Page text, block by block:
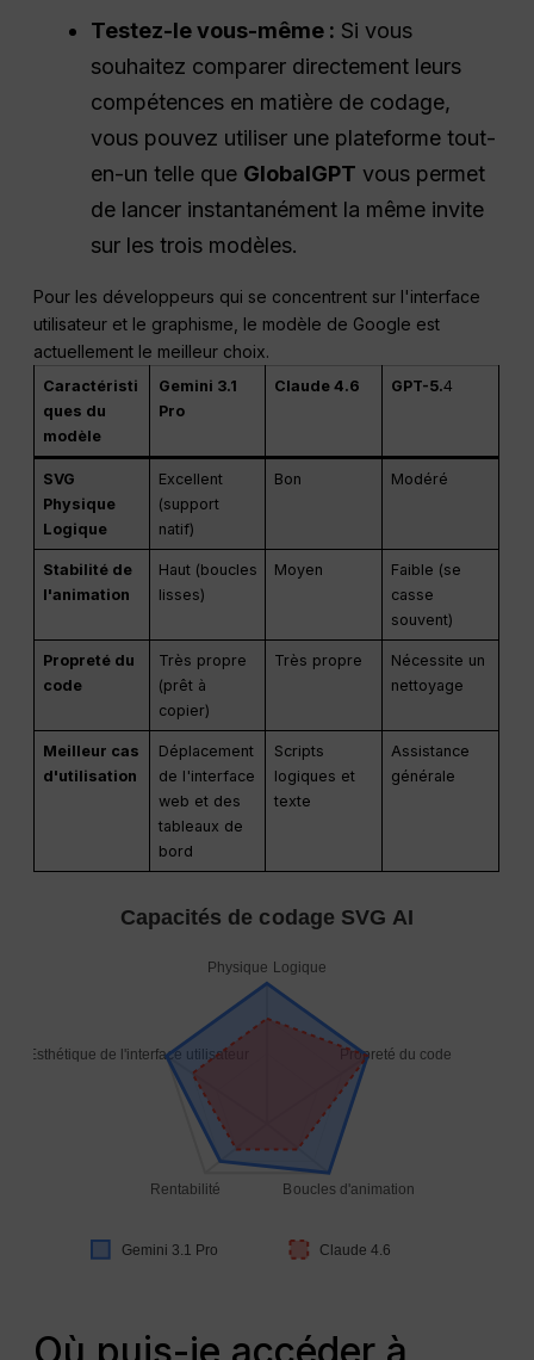
Testez-le vous-même : Si vous
souhaitez comparer directement leurs
compétences en matière de codage,
vous pouvez utiliser une plateforme tout-
en-un telle que GlobalGPT vous permet
de lancer instantanément la même invite
sur les trois modèles.
Pour les développeurs qui se concentrent sur l'interface
utilisateur et le graphisme, le modèle de Google est
actuellement le meilleur choix.
Caractéristi
ques du
modèle
Gemini 3.1
Pro
Claude 4.6 GPT-5.4
SVG
Physique
Logique
Excellent
(support
natif)
Bon Modéré
Stabilité de
l'animation
Haut (boucles
lisses)
Moyen
Faible (se
casse
souvent)
Propreté du
code
Très propre
(prêt à
copier)
Très propre
Nécessite un
nettoyage
Meilleur cas
d'utilisation
Déplacement
de l'interface
web et des
tableaux de
bord
Scripts
logiques et
texte
Assistance
générale
Capacités de codage SVG AI
Physique Logique
Propreté du code
Boucles d'animation
Rentabilité
Esthétique de l'interface utilisateur
Gemini 3.1 Pro Claude 4.6
Où puis-je accéder à